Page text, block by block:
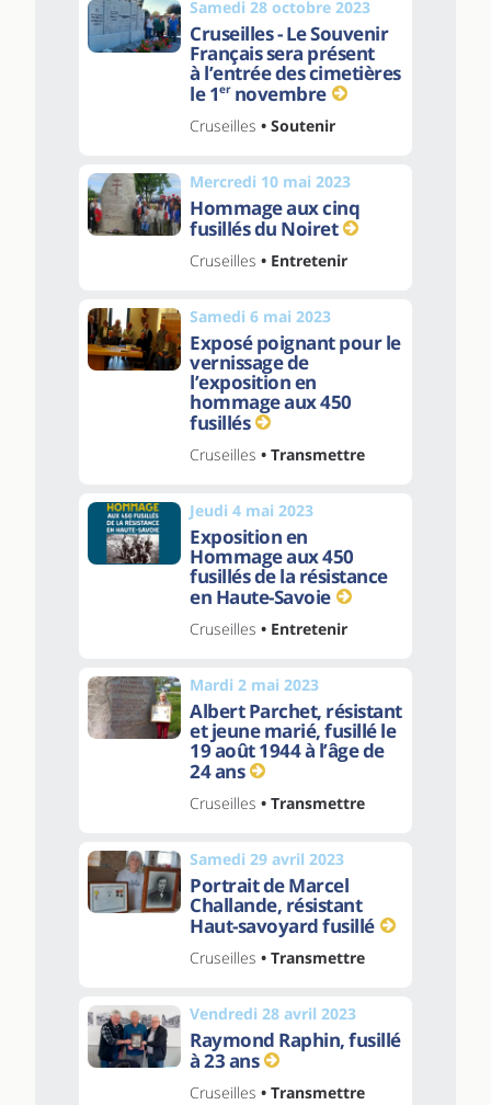
Samedi 28 octobre 2023
Cruseilles - Le Souvenir
Français sera présent
à l’entrée des cimetières
le 1ernovembre
Cruseilles • Soutenir
Mercredi 10 mai 2023
Hommage aux cinq
fusillés du Noiret
Cruseilles • Entretenir
Samedi 6 mai 2023
Exposé poignant pour le
vernissage de
l’exposition en
hommage aux 450
fusillés
Cruseilles • Transmettre
Jeudi 4 mai 2023
Exposition en
Hommage aux 450
fusillés de la résistance
en Haute-Savoie
Cruseilles • Entretenir
Mardi 2 mai 2023
Albert Parchet, résistant
et jeune marié, fusillé le
19 août 1944 à l’âge de
24 ans
Cruseilles • Transmettre
Samedi 29 avril 2023
Portrait de Marcel
Challande, résistant
Haut-savoyard fusillé
Cruseilles • Transmettre
Vendredi 28 avril 2023
Raymond Raphin, fusillé
à 23 ans
Cruseilles • Transmettre